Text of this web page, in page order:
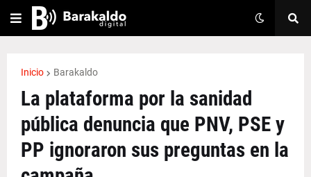
Inicio Barakaldo
La plataforma por la sanidad
pública denuncia que PNV, PSE y
PP ignoraron sus preguntas en la